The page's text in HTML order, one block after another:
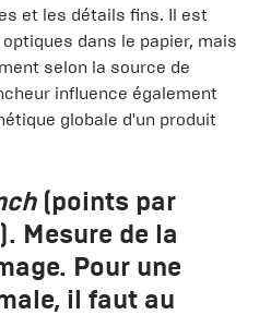
et les détails fins. Il est
dans le papier, mais
selon la source de
influence également
globale d'un produit
(points par
Mesure de la
Pour une
il faut au